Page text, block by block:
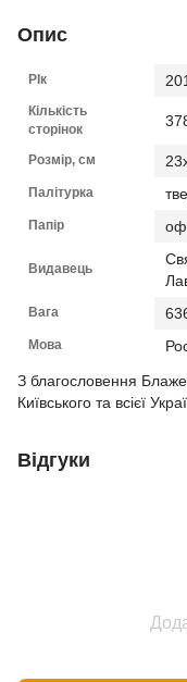
Опис
РІк
Кількість
сторінок
Розмір, см
Палітурка
Папір
Видавець
Вага
Мова
З благословення
Київського та всієї
Відгуки